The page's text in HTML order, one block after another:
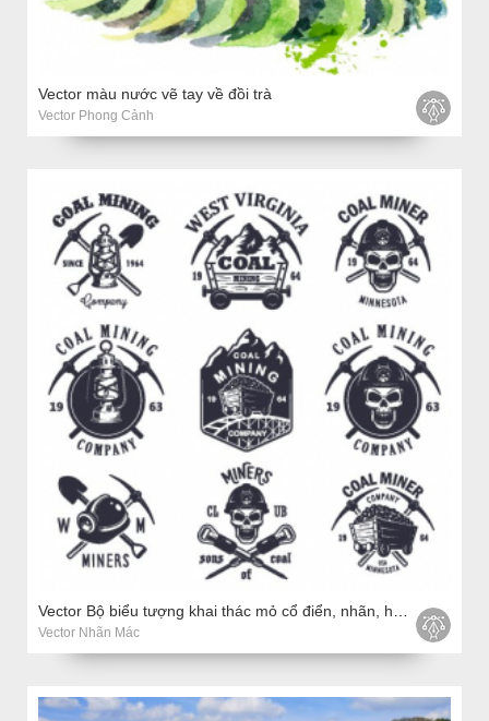
Vector màu nước vẽ tay về đồi trà
Vector Phong Cảnh
Vector Bộ biểu tượng khai thác mỏ cổ điển, nhãn, huy hiệu, biểu trưng
Vector Nhãn Mác